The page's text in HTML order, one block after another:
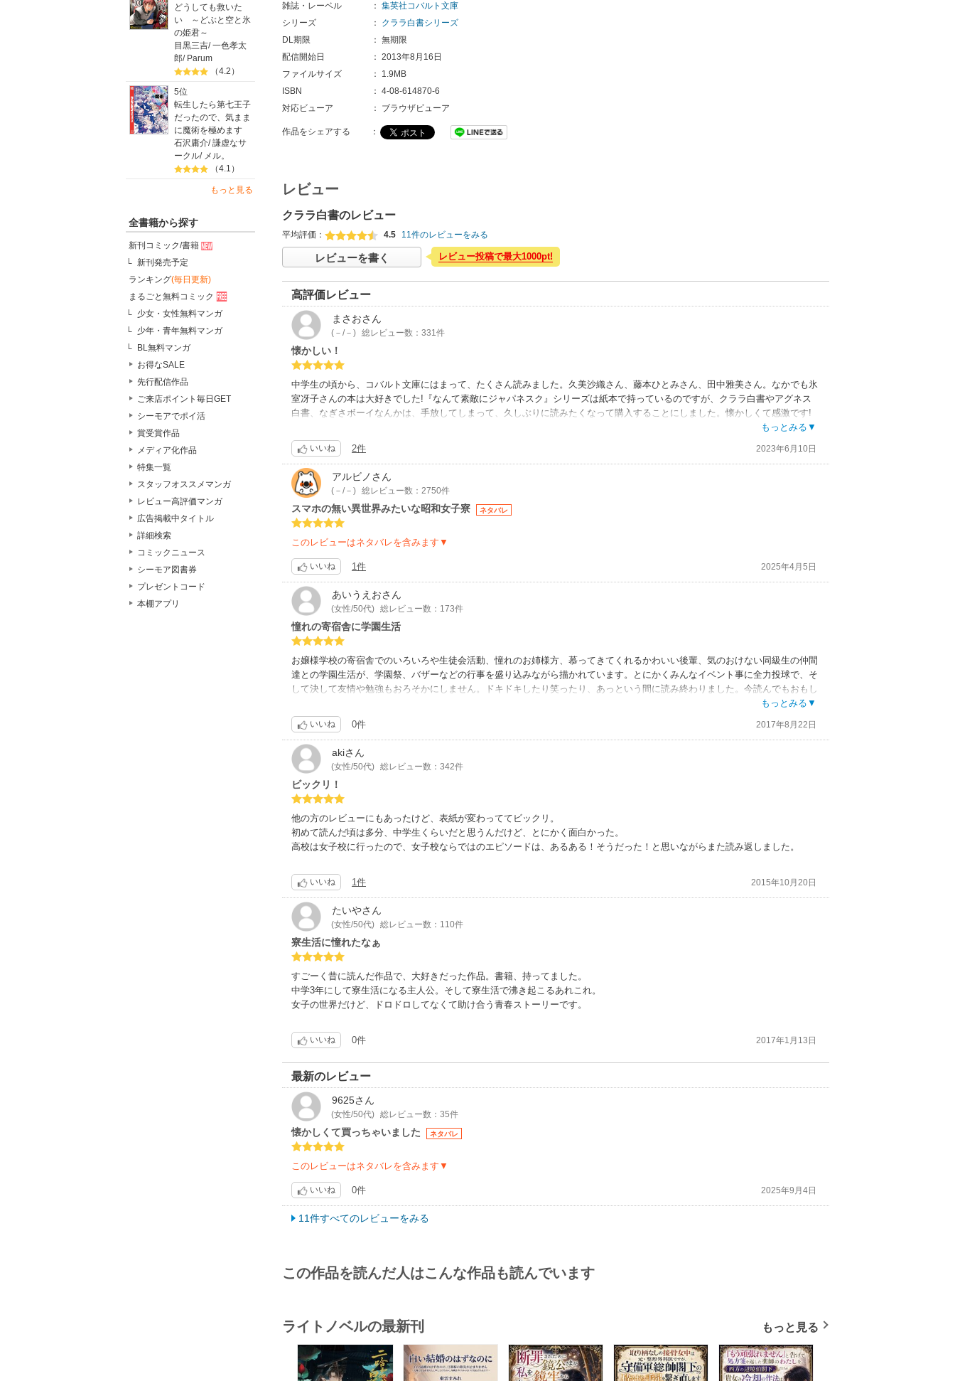
どうしても救いた
い ～どぶと空と氷
の姫君～
目黒三吉/一色孝太
郎/ Parum
（4.2）
5位
転生したら第七王子
だったので、気まま
に魔術を極めます
石沢庸介/謙虚なサ
ークル/ メル。
（4.1）
もっと見る
全書籍から探す
新刊コミック/書籍
新刊発売予定
ランキング(毎日更新)
まるごと無料コミック
少女・女性無料マンガ
少年・青年無料マンガ
BL無料マンガ
お得なSALE
先行配信作品
ご来店ポイント毎日GET
シーモアでポイ活
賞受賞作品
メディア化作品
特集一覧
スタッフオススメマンガ
レビュー高評価マンガ
広告掲載中タイトル
詳細検索
コミックニュース
シーモア図書券
プレゼントコード
本棚アプリ
雑誌・レーベル
： 集英社コバルト文庫
シリーズ
：
クララ白書シリーズ
DL期限
： 無期限
配信開始日
： 2013年8月16日
ファイルサイズ
：
1.9MB
ISBN
： 4-08-614870-6
対応ビューア
： ブラウザビューア
作品をシェアする ：
レビュー
クララ白書のレビュー
平均評価： 4.5 11件のレビューをみる
レビューを書く レビュー投稿で最大1000pt!
高評価レビュー
まさおさん
(－/－) 総レビュー数：331件
懐かしい！
中学生の頃から、コバルト文庫にはまって、たくさん読みました。久美沙織さん、藤本ひとみさん、田中雅美さん。なかでも氷
室冴子さんの本は大好きでした!『なんて素敵にジャパネスク』シリーズは紙本で持っているのですが、クララ白書やアグネス
白書、なぎさボーイなんかは、手放してしまって、久しぶりに読みたくなって購入することにしました。懐かしくて感激です!
寄宿舎や女子校のわちゃわちゃが本当に楽しい。ただ、結構内容や言い回しが変更されてて、若干マイルドになってますね～。
マッキーの鶏やドーベンマンのくだりは、もっとえげつない追い詰め方だったなぁ…(笑)今の時代ではアウトなんでしょうね。
光太郎のケータイだけはやめて欲しかったですけど（物語の時代は変えてほしくない）高城さんの喫煙にギョッとするくらいに
は、私も変わったんだなぁと、時の流れをしみじみ感じました。
もっとみる▼
いいね 2件 2023年6月10日
アルビノ さん
(－/－) 総レビュー数：2750件
スマホの無い異世界みたいな昭和女子寮 ネタバレ
このレビューはネタバレを含みます▼
いいね 1件 2025年4月5日
あいうえおさん
(女性/50代) 総レビュー数：173件
憧れの寄宿舎に学園生活
お嬢様学校の寄宿舎でのいろいろや生徒会活動、憧れのお姉様方、慕ってきてくれるかわいい後輩、気のおけない同級生の仲間
達との学園生活が、学園祭、バザーなどの行事を盛り込みながら描かれています。とにかくみんなイベント事に全力投球で、そ
して決して友情や勉強もおろそかにしません。ドキドキしたり笑ったり、あっという間に読み終わりました。今読んでもおもし
もっとみる▼
いいね 0件 2017年8月22日
akiさん
(女性/50代) 総レビュー数：342件
ビックリ！
他の方のレビューにもあったけど、表紙が変わっててビックリ。
初めて読んだ頃は多分、中学生くらいだと思うんだけど、とにかく面白かった。
高校は女子校に行ったので、女子校ならではのエピソードは、あるある！そうだった！と思いながらまた読み返しました。
いいね 1件 2015年10月20日
たいやさん
(女性/50代) 総レビュー数：110件
寮生活に憧れたなぁ
すごーく昔に読んだ作品で、大好きだった作品。書籍、持ってました。
中学3年にして寮生活になる主人公。そして寮生活で沸き起こるあれこれ。
女子の世界だけど、ドロドロしてなくて助け合う青春ストーリーです。
いいね 0件 2017年1月13日
最新のレビュー
9625さん
(女性/50代) 総レビュー数：35件
懐かしくて買っちゃいました ネタバレ
このレビューはネタバレを含みます▼
いいね 0件 2025年9月4日
11件すべてのレビューをみる
この作品を読んだ人はこんな作品も読んでいます
ライトノベルの最新刊 もっと見る